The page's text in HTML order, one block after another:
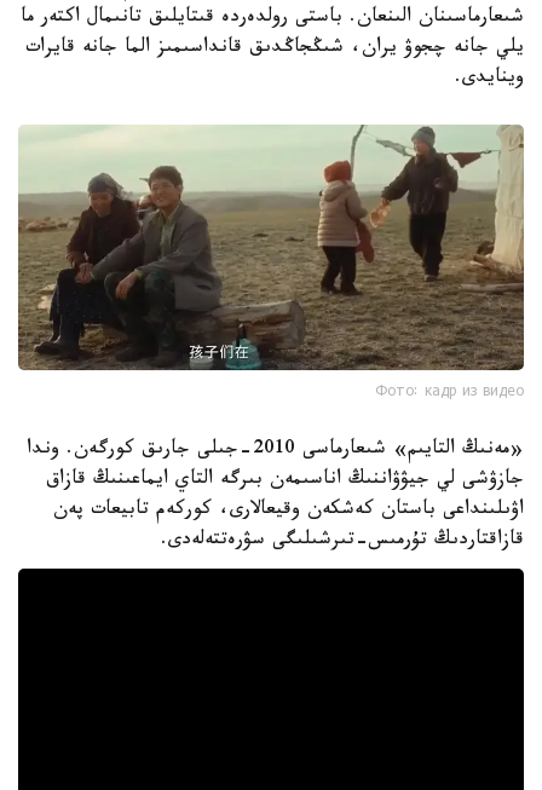
شىعارماسىنان الىنعان. باستى رولدەردە قىتايلىق تانىمال اكتەر ما
يلي جانە چجوۋ يران، شىڭجاڭدىق قانداسىمىز الما جانە قايرات
وينايدى.
Фото: кадр из видео
«مەنىڭ التايىم» شىعارماسى 2010-جىلى جارىق كورگەن. وندا
جازۋشى لي جيۋۋاننىڭ اناسىمەن بىرگە التاي ايماعىنىڭ قازاق
اۋىلىنداعى باستان كەشكەن وقيعالارى، كوركەم تابيعات پەن
قازاقتاردىڭ تۇرمىس-تىرشىلىگى سۋرەتتەلەدى.